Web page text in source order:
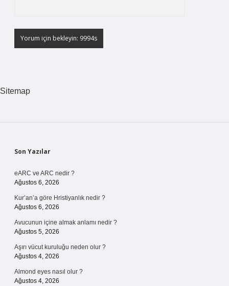
Sitemap
Sidebar
Son Yazılar
eARC ve ARC nedir ?
Ağustos 6, 2026
Kur’an’a göre Hristiyanlık nedir ?
Ağustos 6, 2026
Avucunun içine almak anlamı nedir ?
Ağustos 5, 2026
Aşırı vücut kuruluğu neden olur ?
Ağustos 4, 2026
Almond eyes nasıl olur ?
Ağustos 4, 2026